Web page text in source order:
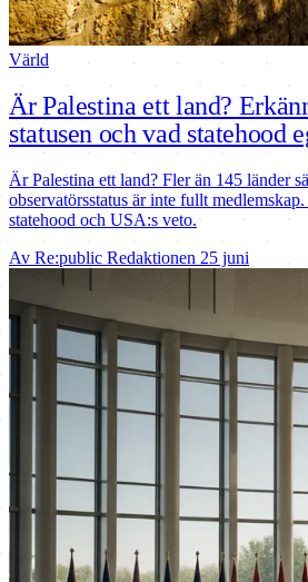
Värld
Är Palestina ett land?
statusen och vad statehood
Är Palestina ett land? Fler än 145 länder
observatörsstatus är inte fullt
statehood och USA:s veto.
Av Re:public Redaktionen 25 juni